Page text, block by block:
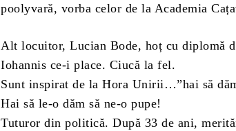
poolyvară, vorba celor de la Academia
Alt locuitor, Lucian Bode, hoț cu diplomă
Iohannis ce-i place. Ciucă la fel.
Sunt inspirat de la Hora Unirii…”hai să
Hai să le-o dăm să ne-o pupe!
Tuturor din politică. După 33 de ani,